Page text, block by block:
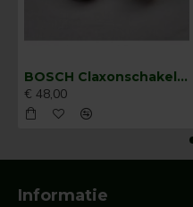
BOSCH Claxonschakelaar opbouw ⌀ 35 mm 0343013001
€ 48,00
Informatie